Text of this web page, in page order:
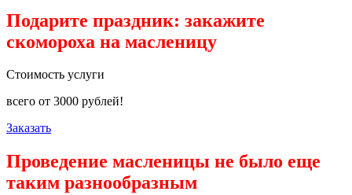
Подарите праздник: закажите
скомороха на масленицу
Стоимость услуги
всего от 3000 рублей!
Заказать
Проведение масленицы не было еще
таким разнообразным